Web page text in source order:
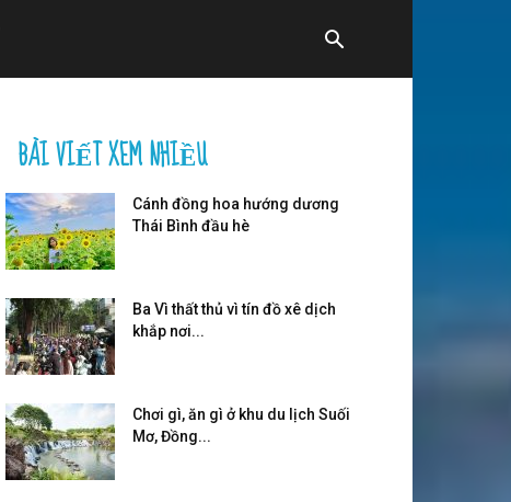
BÀI VIẾT XEM NHIỀU
Cánh đồng hoa hướng dương
Thái Bình đầu hè
Ba Vì thất thủ vì tín đồ xê dịch
khắp nơi...
Chơi gì, ăn gì ở khu du lịch Suối
Mơ, Đồng...